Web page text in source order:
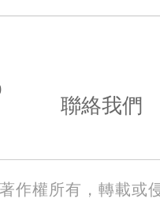
聯絡我們
作權所有，轉載或